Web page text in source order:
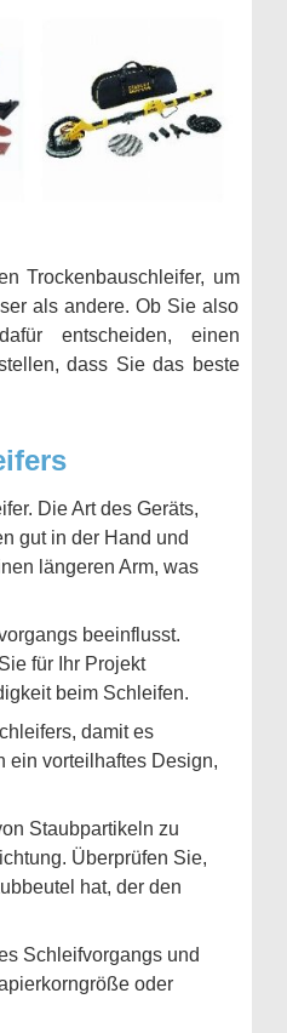
Trockenbauschleifer, um
als andere. Ob Sie also
entscheiden, einen
dass Sie das beste
Die Art des Geräts,
gut in der Hand und
längeren Arm, was
beeinflusst.
für Ihr Projekt
beim Schleifen.
damit es
ein vorteilhaftes Design,
Staubpartikeln zu
Überprüfen Sie,
hat, der den
Schleifvorgangs und
oder